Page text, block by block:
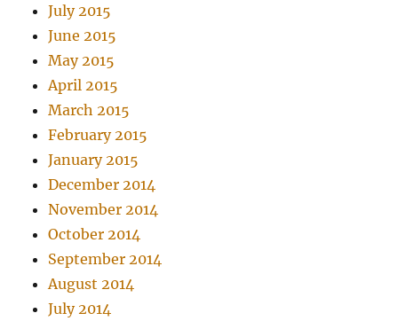
July 2015
June 2015
May 2015
April 2015
March 2015
February 2015
January 2015
December 2014
November 2014
October 2014
September 2014
August 2014
July 2014